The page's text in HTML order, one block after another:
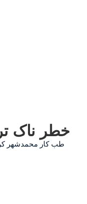
خطر ناک
طب کار محمدشهر